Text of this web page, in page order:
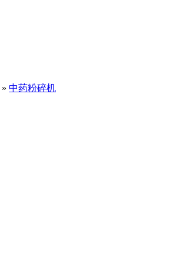
» 中药粉碎机